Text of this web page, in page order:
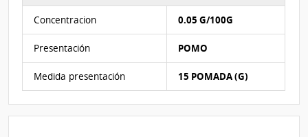
Concentracion 0.05 G/100G
Presentación POMO
Medida presentación 15 POMADA (G)